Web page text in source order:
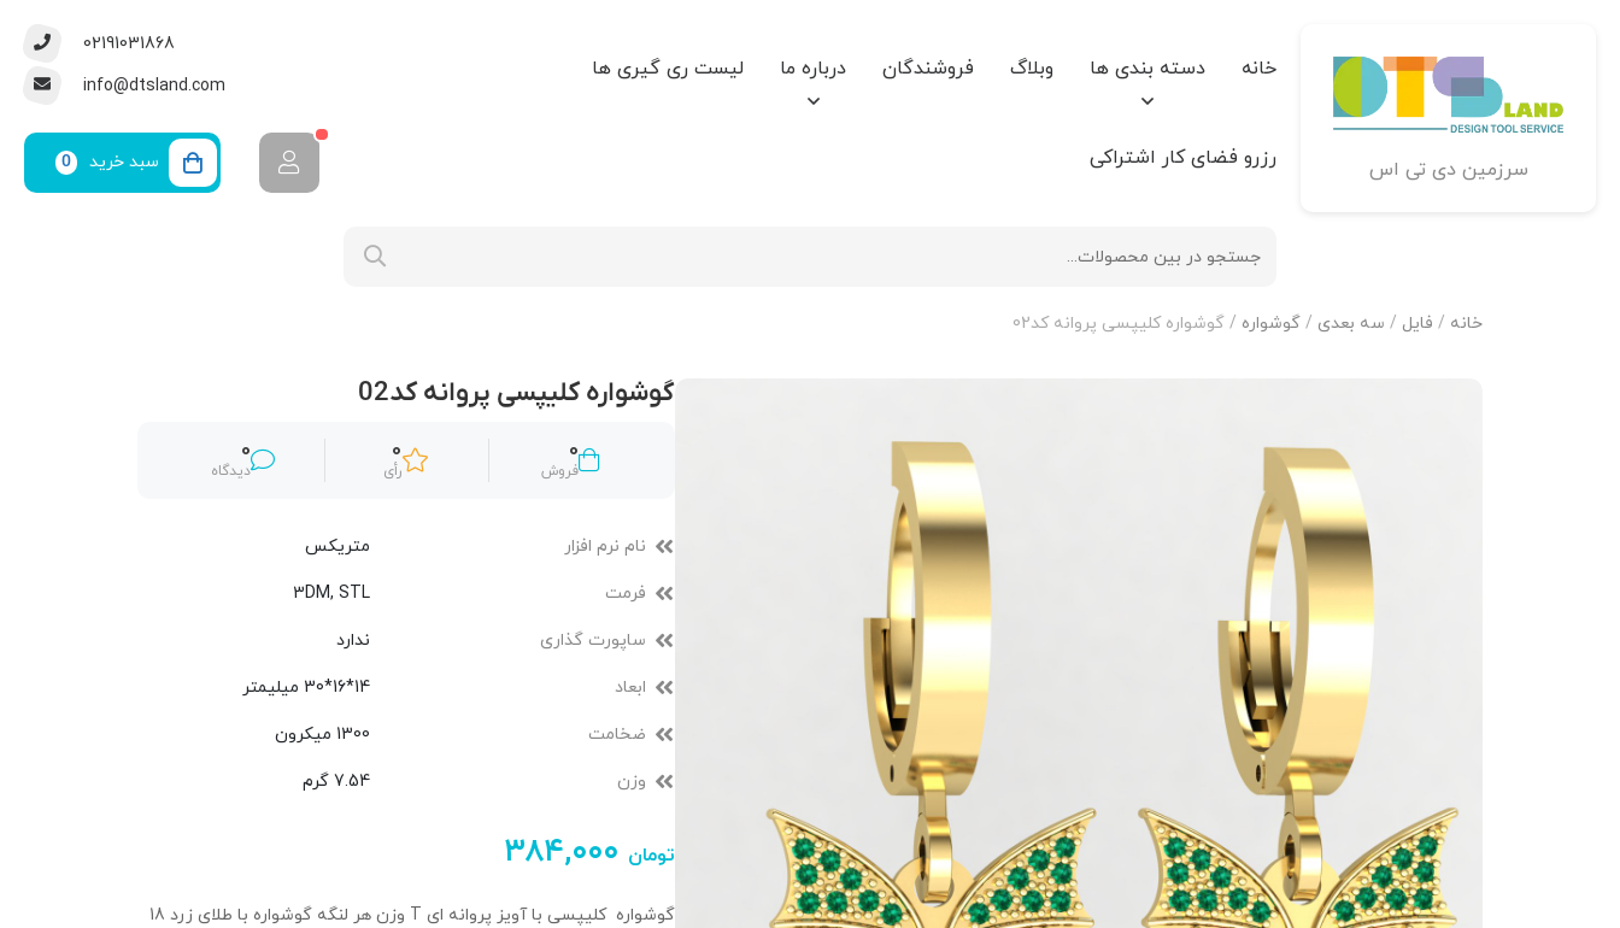
سرزمین دی تی اس
خانه دسته بندی ها وبلاگ فروشندگان درباره ما لیست ری گیری ها
رزرو فضای کار اشتراکی
02191031868
info@dtsland.com
سبد خرید 0
خانه / فایل / سه بعدی / گوشواره / گوشواره کلیپسی پروانه کد02
گوشواره کلیپسی پروانه کد02
0
فروش
0
رأی
0
دیدگاه
نام نرم افزار متریکس
فرمت 3DM, STL
ساپورت گذاری ندارد
ابعاد 14*16*30 میلیمتر
ضخامت 1300 میکرون
وزن 7.54 گرم
۳۸۴,۰۰۰ تومان
گوشواره کلیپسی با آویز پروانه ای T وزن هر لنگه گوشواره با طلای زرد 18